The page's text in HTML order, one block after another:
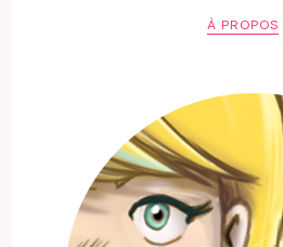
À PROPOS